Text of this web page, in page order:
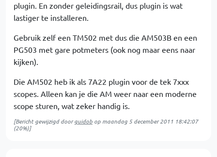
plugin. En zonder geleidingsrail, dus plugin is wat
lastiger te installeren.
Gebruik zelf een TM502 met dus die AM503B en een
PG503 met gare potmeters (ook nog maar eens naar
kijken).
Die AM502 heb ik als 7A22 plugin voor de tek 7xxx
scopes. Alleen kan je die AM weer naar een moderne
scope sturen, wat zeker handig is.
[Bericht gewijzigd doorguidob op maandag 5 december 2011 18:42:07
(20%)]